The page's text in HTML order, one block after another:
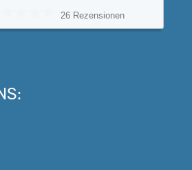
26 Rezensionen